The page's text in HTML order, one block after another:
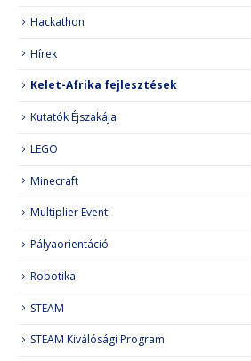
Hackathon
Hírek
Kelet-Afrika fejlesztések
Kutatók Éjszakája
LEGO
Minecraft
Multiplier Event
Pályaorientáció
Robotika
STEAM
STEAM Kiválósági Program